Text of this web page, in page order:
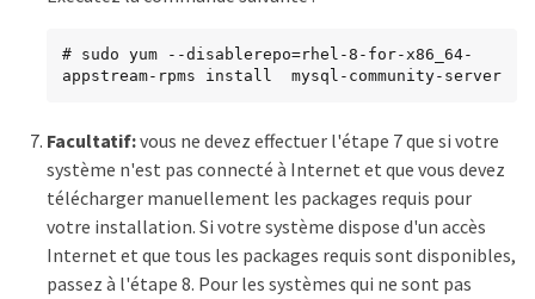
# sudo yum --disablerepo=rhel-8-for-x86_64-
appstream-rpms install  mysql-community-server
Facultatif:vous ne devez effectuer l'étape 7 que si votre
système n'est pas connecté à Internet et que vous devez
télécharger manuellement les packages requis pour
votre installation. Si votre système dispose d'un accès
Internet et que tous les packages requis sont disponibles,
passez à l'étape 8. Pour les systèmes qui ne sont pas